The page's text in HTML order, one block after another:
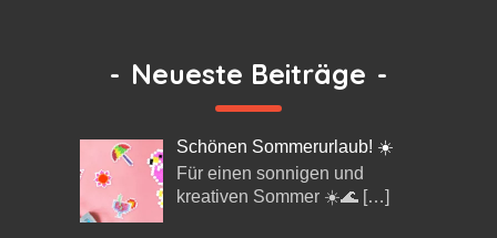
- Neueste Beiträge -
Schönen Sommerurlaub! ☀️
Für einen sonnigen und
kreativen Sommer ☀️🌊 […]